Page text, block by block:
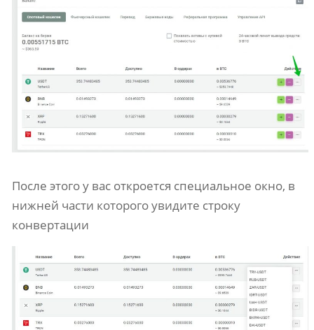
После этого у вас откроется специальное окно, в
нижней части которого увидите строку
конвертации